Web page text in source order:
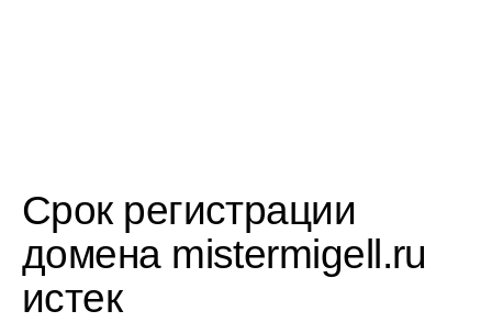
Срок регистрации
домена mistermigell.ru
истек